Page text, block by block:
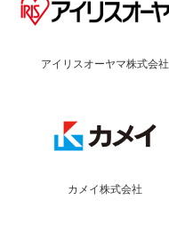
アイリスオーヤマ株式会社
カメイ株式会社